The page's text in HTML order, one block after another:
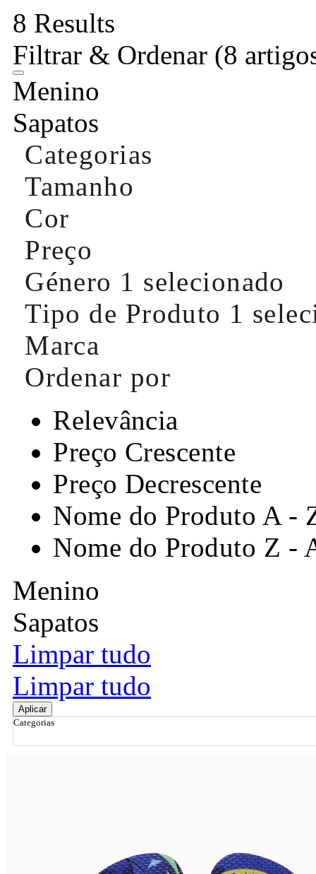
8 Results
Filtrar & Ordenar (8
Menino
Sapatos
Categorias
Tamanho
Cor
Preço
Género 1 selecionado
Tipo de Produto 1
Marca
Ordenar por
Relevância
Preço Crescente
Preço Decrescente
Nome do Produto A -
Nome do Produto Z -
Menino
Sapatos
Limpar tudo
Limpar tudo
Aplicar
Categorias